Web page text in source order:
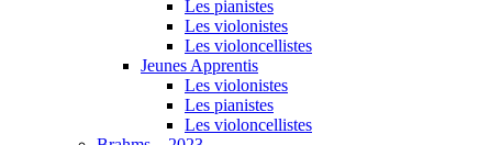
Les pianistes
Les violonistes
Les violoncellistes
Jeunes Apprentis
Les violonistes
Les pianistes
Les violoncellistes